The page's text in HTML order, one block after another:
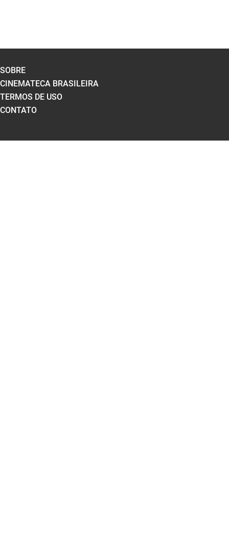
SOBRE
CINEMATECA BRASILEIRA
TERMOS DE USO
CONTATO